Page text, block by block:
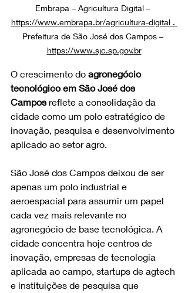
Embrapa – Agricultura Digital –
https://www.embrapa.br/agricultura-digital .
Prefeitura de São José dos Campos –
https://www.sjc.sp.gov.br
O crescimento do agronegócio
tecnológico em São José dos
Campos reflete a consolidação da
cidade como um polo estratégico de
inovação, pesquisa e desenvolvimento
aplicado ao setor agro.
São José dos Campos deixou de ser
apenas um polo industrial e
aeroespacial para assumir um papel
cada vez mais relevante no
agronegócio de base tecnológica. A
cidade concentra hoje centros de
inovação, empresas de tecnologia
aplicada ao campo, startups de agtech
e instituições de pesquisa que